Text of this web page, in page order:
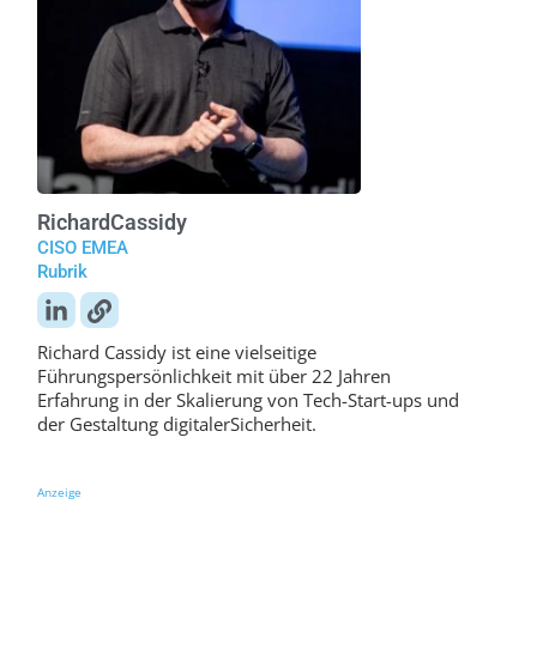
RichardCassidy
CISO EMEA
Rubrik
Richard Cassidy ist eine vielseitige
Führungspersönlichkeit mit über 22 Jahren
Erfahrung in der Skalierung von Tech-Start-ups und
der Gestaltung digitalerSicherheit.
Anzeige